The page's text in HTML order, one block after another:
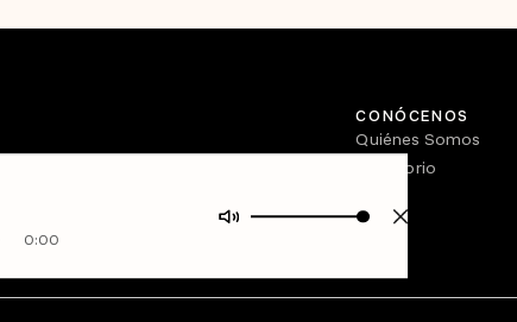
0:00
CONÓCENOS
Quiénes Somos
Directorio